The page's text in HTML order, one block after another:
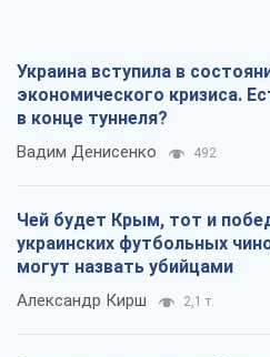
Украина вступила в
экономического кризиса.
в конце туннеля?
Вадим Денисенко 492
Чей будет Крым, тот и
украинских футбольных
могут назвать убийцами
Александр Кирш 2,1 т.